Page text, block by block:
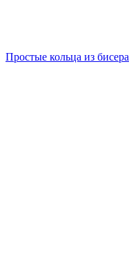
Простые кольца из бисера